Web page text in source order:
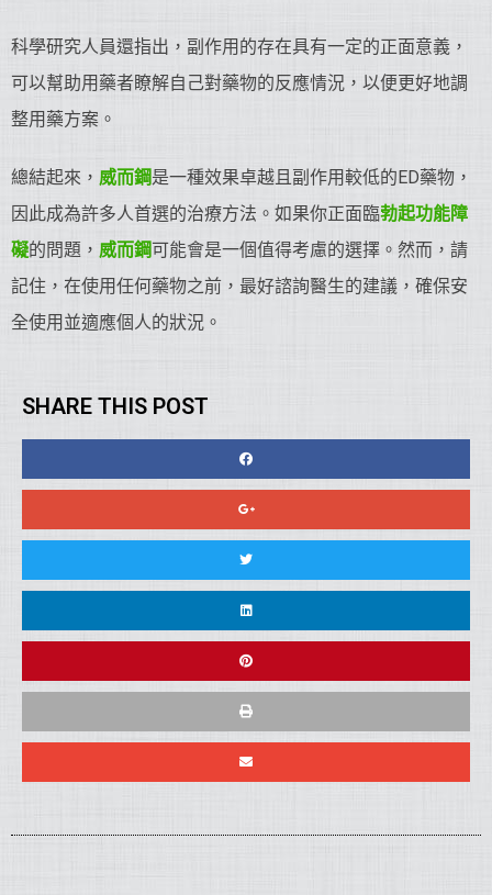
科學研究人員還指出，副作用的存在具有一定的正面意義，
可以幫助用藥者瞭解自己對藥物的反應情況，以便更好地調
整用藥方案。
總結起來， 威而鋼是一種效果卓越且副作用較低的ED藥物，
因此成為許多人首選的治療方法。如果你正面臨勃起功能障
礙的問題， 威而鋼可能會是一個值得考慮的選擇。然而，請
記住，在使用任何藥物之前，最好諮詢醫生的建議，確保安
全使用並適應個人的狀況。
SHARE THIS POST